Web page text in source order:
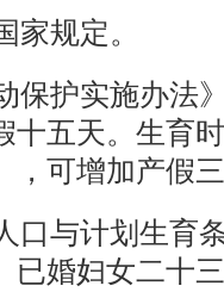
家规定。
保护实施办法
十五天。生育
，可增加产假
口与计划生育
已婚妇女二十